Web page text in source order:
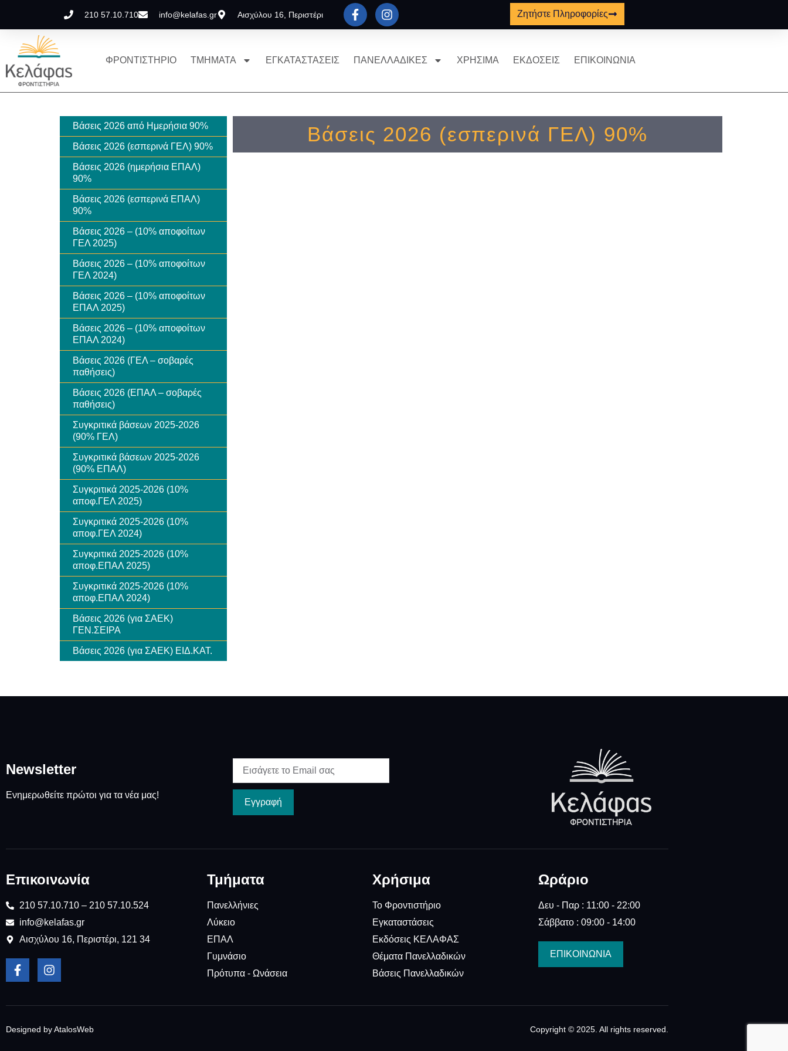
210 57.10.710 info@kelafas.gr Αισχύλου 16, Περιστέρι Ζητήστε Πληροφορίες
ΦΡΟΝΤΙΣΤΗΡΙΟ ΤΜΗΜΑΤΑ ΕΓΚΑΤΑΣΤΑΣΕΙΣ ΠΑΝΕΛΛΑΔΙΚΕΣ ΧΡΗΣΙΜΑ ΕΚΔΟΣΕΙΣ ΕΠΙΚΟΙΝΩΝΙΑ
Βάσεις 2026 από Ημερήσια 90%
Βάσεις 2026 (εσπερινά ΓΕΛ) 90%
Βάσεις 2026 (ημερήσια EΠΑΛ)
90%
Βάσεις 2026 (εσπερινά EΠΑΛ)
90%
Βάσεις 2026 – (10% αποφοίτων
ΓΕΛ 2025)
Βάσεις 2026 – (10% αποφοίτων
ΓΕΛ 2024)
Βάσεις 2026 – (10% αποφοίτων
ΕΠΑΛ 2025)
Βάσεις 2026 – (10% αποφοίτων
ΕΠΑΛ 2024)
Βάσεις 2026 (ΓΕΛ – σοβαρές
παθήσεις)
Βάσεις 2026 (ΕΠΑΛ – σοβαρές
παθήσεις)
Συγκριτικά βάσεων 2025-2026
(90% ΓΕΛ)
Συγκριτικά βάσεων 2025-2026
(90% ΕΠΑΛ)
Συγκριτικά 2025-2026 (10%
αποφ.ΓΕΛ 2025)
Συγκριτικά 2025-2026 (10%
αποφ.ΓΕΛ 2024)
Συγκριτικά 2025-2026 (10%
αποφ.ΕΠΑΛ 2025)
Συγκριτικά 2025-2026 (10%
αποφ.ΕΠΑΛ 2024)
Βάσεις 2026 (για ΣΑΕΚ)
ΓΕΝ.ΣΕΙΡΑ
Βάσεις 2026 (για ΣΑΕΚ) ΕΙΔ.ΚΑΤ.
Βάσεις 2026 (εσπερινά ΓΕΛ) 90%
Newsletter
Ενημερωθείτε πρώτοι για τα νέα μας!
Εγγραφή
Επικοινωνία
210 57.10.710 – 210 57.10.524
info@kelafas.gr
Αισχύλου 16, Περιστέρι, 121 34
Τμήματα
Πανελλήνιες
Λύκειο
ΕΠΑΛ
Γυμνάσιο
Πρότυπα - Ωνάσεια
Χρήσιμα
Το Φροντιστήριο
Εγκαταστάσεις
Εκδόσεις ΚΕΛΑΦΑΣ
Θέματα Πανελλαδικών
Βάσεις Πανελλαδικών
Ωράριο
Δευ - Παρ : 11:00 - 22:00
Σάββατο : 09:00 - 14:00
ΕΠΙΚΟΙΝΩΝΙΑ
Designed by AtalosWeb Copyright © 2025. All rights reserved.